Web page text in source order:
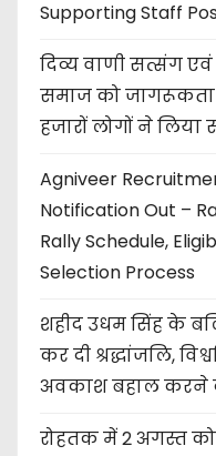
Supporting Staff
दिव्य वाणी सत्संग
समाज को
हजारों लोगों ने
Agniveer
Notification Out –
Rally Schedule,
Selection Process
शहीद उधम सिंह के
कर दी श्रद्धांजलि,
अवकाश बहाल करने
रोहतक में 2 अगस्त को